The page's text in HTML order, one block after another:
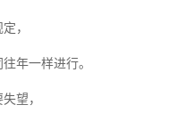
，
年一样进行。
望，